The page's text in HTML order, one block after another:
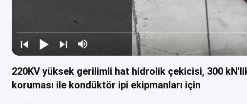
220KV yüksek gerilimli hat hidrolik çekicisi, 300
koruması ile kondüktör ipi ekipmanları için